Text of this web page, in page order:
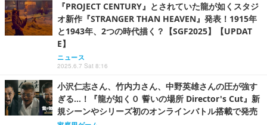
『PROJECT CENTURY』とされていた龍が如くスタジ
オ新作『STRANGER THAN HEAVEN』発表！1915年
と1943年、2つの時代描く？【SGF2025】【UPDAT
E】
ニュース
2025.6.7 Sat 8:16
小沢仁志さん、竹内力さん、中野英雄さんの圧が強す
ぎる…！『龍が如く０ 誓いの場所 Director's Cut』新
規シーンやシリーズ初のオンラインバトル搭載で発売